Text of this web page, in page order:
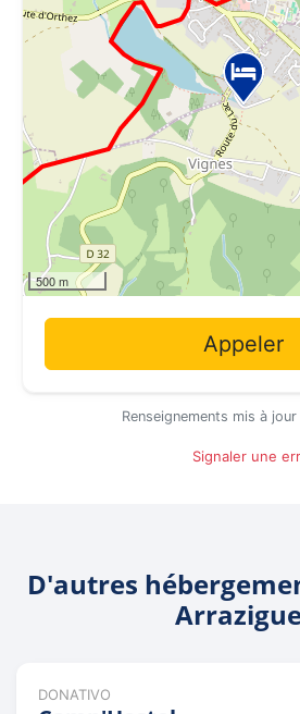
500 m
Appeler
Renseignements mis à jour
Signaler une
D'autres
DONATIVO